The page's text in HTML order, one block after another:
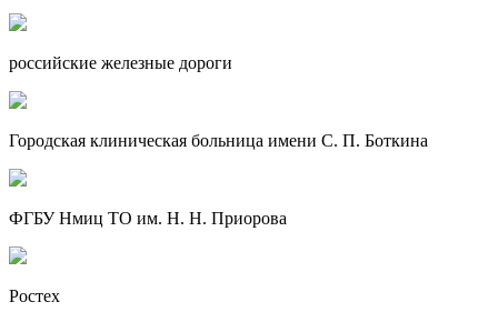
российские железные дороги
Городская клиническая больница имени С. П. Боткина
ФГБУ Нмиц ТО им. Н. Н. Приорова
Ростех